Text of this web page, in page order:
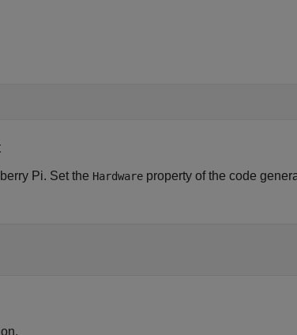
Pi. Set the Hardware property of the code